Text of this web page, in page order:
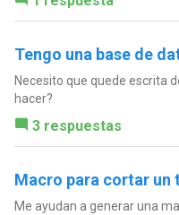
Tengo una base de
Necesito que quede escrita
hacer?
3 respuestas
Macro para cortar un
Me ayudan a generar una